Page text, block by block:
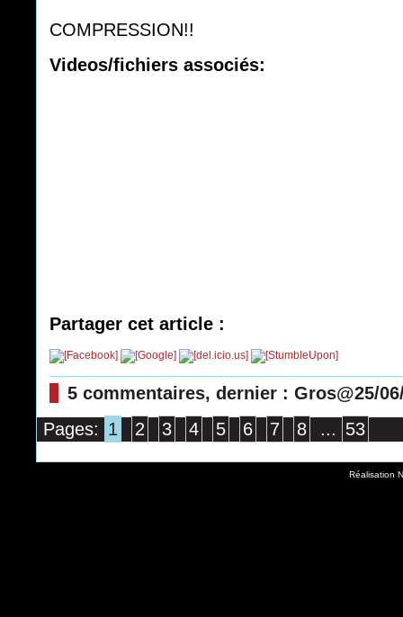
COMPRESSION!!
Videos/fichiers associés:
Partager cet article :
5 commentaires, dernier : Gros@25/
Pages: 1 2 3 4 5 6 7 8 ... 53
Réalisation